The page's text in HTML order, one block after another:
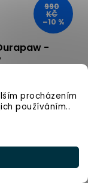
procházením
používáním..
990
KČ
–10 %
-